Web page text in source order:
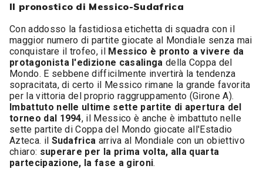
Il pronostico di Messico-Sudafrica
Con addosso la fastidiosa etichetta di squadra con il
maggior numero di partite giocate al Mondiale senza mai
conquistare il trofeo, il Messico è pronto a vivere da
protagonista l'edizione casalinga della Coppa del
Mondo. E sebbene difficilmente invertirà la tendenza
sopracitata, di certo il Messico rimane la grande favorita
per la vittoria del proprio raggruppamento (Girone A).
Imbattuto nelle ultime sette partite di apertura del
torneo dal 1994, il Messico è anche è imbattuto nelle
sette partite di Coppa del Mondo giocate all'Estadio
Azteca. il Sudafrica arriva al Mondiale con un obiettivo
chiaro: superare per la prima volta, alla quarta
partecipazione, la fase a gironi.